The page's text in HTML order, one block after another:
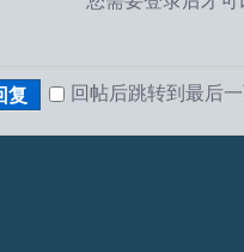
复 回帖后跳转到最后